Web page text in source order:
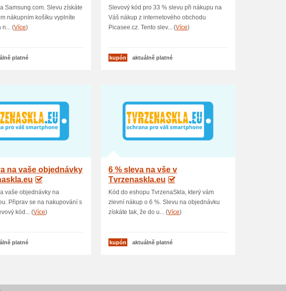
Samsung.com. Slevu získáte
nákupním košíku vyplníte
n... (Více)
platné
Slevový kód pro 33 % slevu při nákupu na
Váš nákup z internetového obchodu
Picasee.cz. Tento slev... (Více)
kupón aktuálně platné
na vaše objednávky
vaše objednávky na
Připrav se na nakupování s
kód... (Více)
platné
6 % sleva na vše v
Tvrzenaskla.eu
Kód do eshopu TvrzenaSkla, který vám
zlevní nákup o 6 %. Slevu na objednávku
získáte tak, že do u... (Více)
kupón aktuálně platné